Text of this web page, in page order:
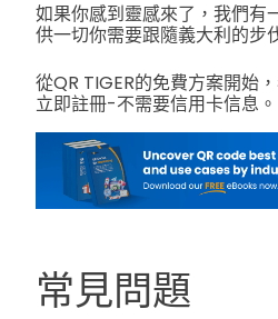
如果你感到靈感來了，我們有
供一切你需要跟隨義大利的步
從QR TIGER的免費方案開始
立即註冊-不需要信用卡信息。
常見問題